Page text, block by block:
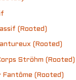
(Rooted)
(Rooted)
Ströhm (Rooted)
Fantôme (Rooted)